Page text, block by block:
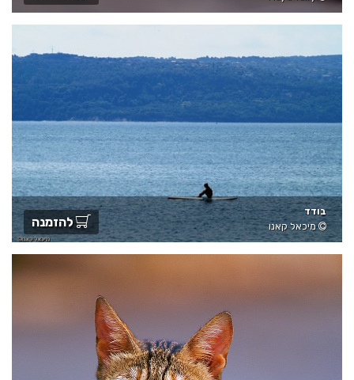
בודד
מיכאל קאנו
להזמנה